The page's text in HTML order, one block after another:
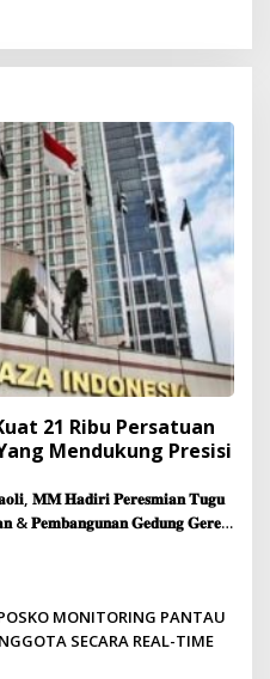
21 Ribu Persatuan
Mendukung Presisi
𝐌𝐌 𝐇𝐚𝐝𝐢𝐫𝐢 𝐏𝐞𝐫𝐞𝐬𝐦𝐢𝐚𝐧 𝐓𝐮𝐠𝐮
& 𝐏𝐞𝐦𝐛𝐚𝐧𝐠𝐮𝐧𝐚𝐧 𝐆𝐞𝐝𝐮𝐧𝐠 𝐆𝐞𝐫𝐞𝐣𝐚
MONITORING PANTAU
SECARA REAL-TIME